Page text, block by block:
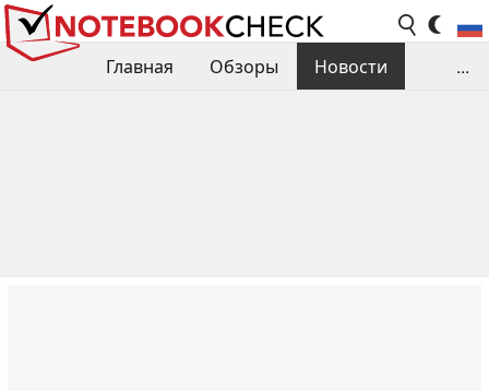
Главная Обзоры
Новости
...